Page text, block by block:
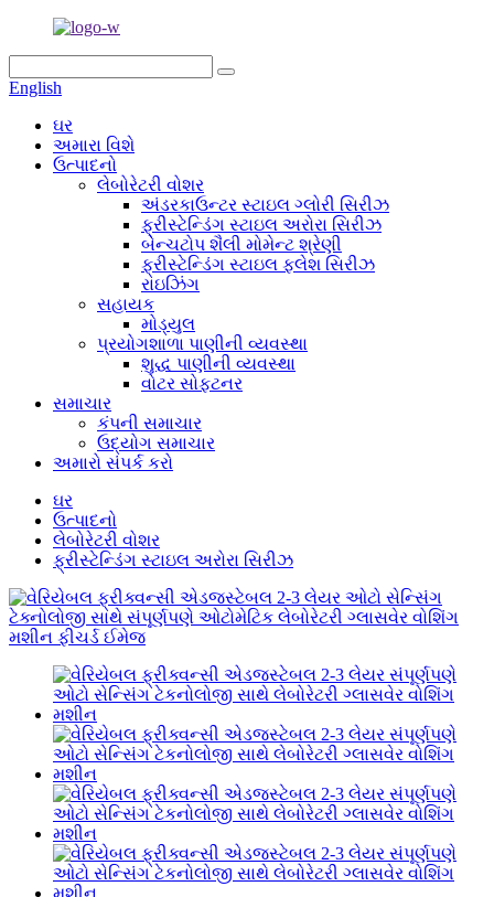
English
ઘર
અમારા વિશે
ઉત્પાદનો
લેબોરેટરી વોશર
અંડરકાઉન્ટર સ્ટાઇલ ગ્લોરી સિરીઝ
ફ્રીસ્ટેન્ડિંગ સ્ટાઇલ અરોરા સિરીઝ
બેન્ચટોપ શૈલી મોમેન્ટ શ્રેણી
ફ્રીસ્ટેન્ડિંગ સ્ટાઇલ ફ્લેશ સિરીઝ
રાઇઝિંગ
સહાયક
મોડ્યુલ
પ્રયોગશાળા પાણીની વ્યવસ્થા
શુદ્ધ પાણીની વ્યવસ્થા
વોટર સોફ્ટનર
સમાચાર
કંપની સમાચાર
ઉદ્યોગ સમાચાર
અમારો સંપર્ક કરો
ઘર
ઉત્પાદનો
લેબોરેટરી વોશર
ફ્રીસ્ટેન્ડિંગ સ્ટાઇલ અરોરા સિરીઝ